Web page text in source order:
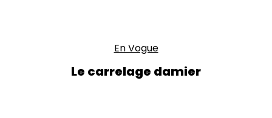
En Vogue
Le carrelage damier